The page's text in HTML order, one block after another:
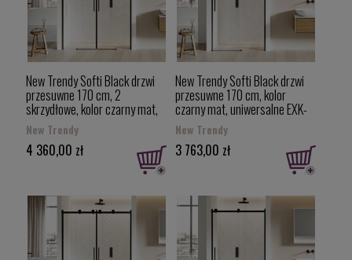
New Trendy Softi Black drzwi
przesuwne 170 cm, 2
skrzydłowe, kolor czarny mat,
uniwersalne EXK-3963
New Trendy
4 360,00 zł
New Trendy Softi Black drzwi
przesuwne 170 cm, kolor
czarny mat, uniwersalne EXK-
3957
New Trendy
3 763,00 zł